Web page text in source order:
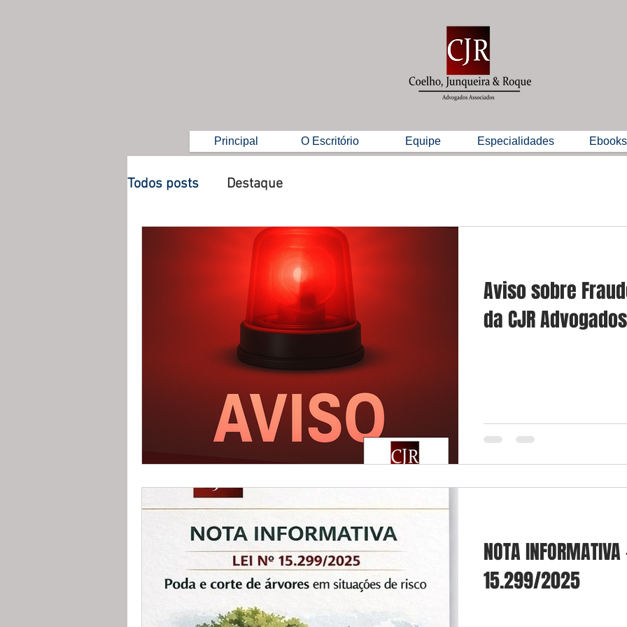
Principal O Escritório Equipe Especialidades Ebooks
Todos posts Destaque
Aviso sobre
da CJR Advogados
NOTA
15.299/2025